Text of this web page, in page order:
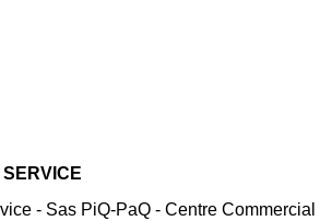
- Sas PiQ-PaQ - Centre Commercial